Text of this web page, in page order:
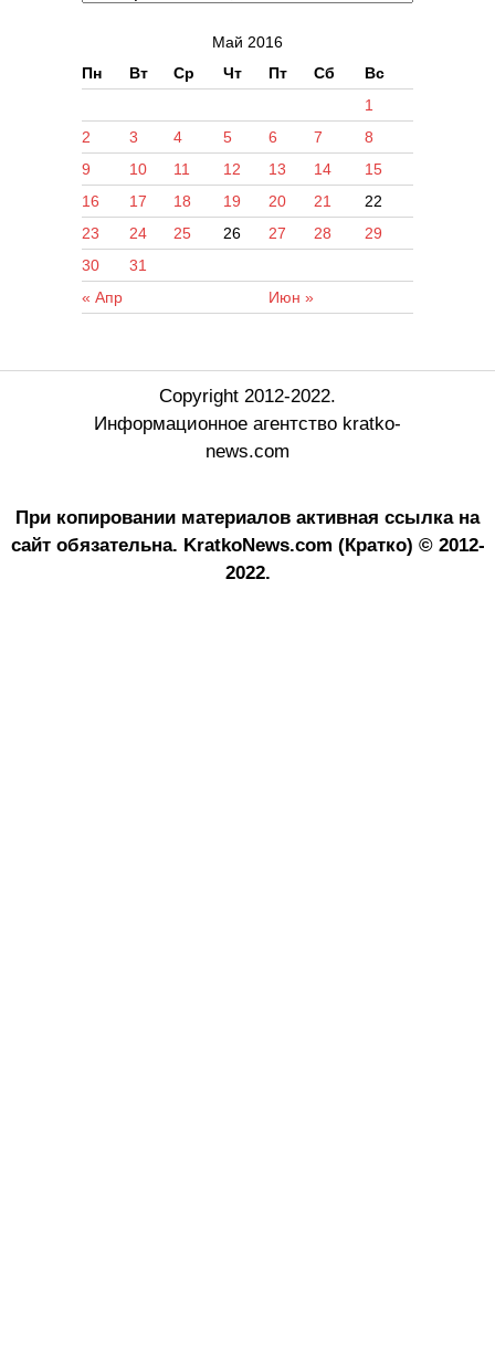
Май 2016
Пн
Вт Ср Чт Пт Сб Вс
« Апр Июн »
1
2
3 4 5 6 7
8
9
10 11 12 13 14
15
16
17 18 19 20 21
22
23
24 25 26 27 28
29
30
31
Copyright 2012-2022.
Информационное агентство kratko-
news.com
При копировании материалов активная ссылка на
сайт обязательна. KratkoNews.com (Кратко) © 2012-
2022.